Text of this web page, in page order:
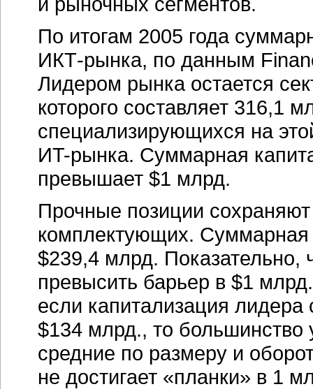
По итогам 2005 года
ИКТ-рынка, по данным
Лидером рынка остается
которого составляет 316,1
специализирующихся на
ИT-рынка. Суммарная
превышает $1 млрд.
Прочные позиции
комплектующих. Суммарная
$239,4 млрд. Показательно,
превысить барьер в $1
если капитализация
$134 млрд., то большинство
средние по размеру и
не достигает «планки» в 1